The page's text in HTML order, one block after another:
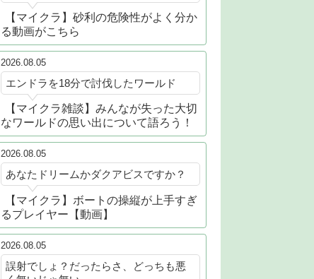
【マイクラ】砂利の危険性がよく分か
る動画がこちら
2026.08.05
エンドラを18分で討伐したワールド
【マイクラ雑談】みんなが失った大切
なワールドの思い出について語ろう！
2026.08.05
あなたドリームかダクアビスですか？
【マイクラ】ボートの操縦が上手すぎ
るプレイヤー【動画】
2026.08.05
誤射でしょ？だったらさ、どっちも悪